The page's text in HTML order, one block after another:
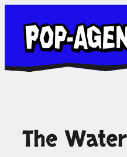
naar
inhoud
The